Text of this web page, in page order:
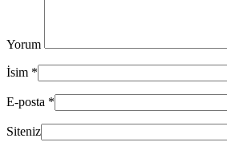
Yorum
İsim *
E-posta *
Siteniz